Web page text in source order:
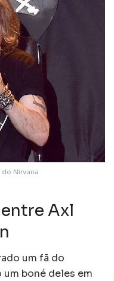
do Nirvana
Axl
um fã do
boné deles em